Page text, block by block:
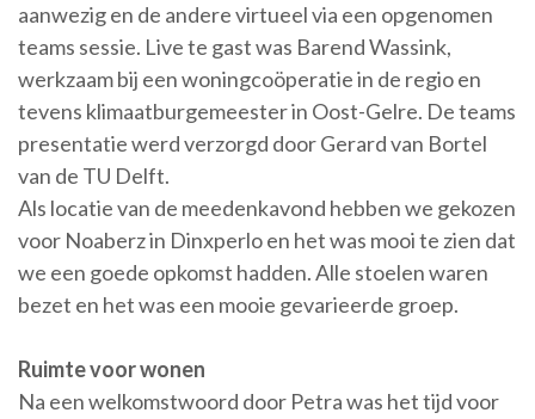
aanwezig en de andere virtueel via een opgenomen
teams sessie. Live te gast was Barend Wassink,
werkzaam bij een woningcoöperatie in de regio en
tevens klimaatburgemeester in Oost-Gelre. De teams
presentatie werd verzorgd door Gerard van Bortel
van de TU Delft.
Als locatie van de meedenkavond hebben we gekozen
voor Noaberz in Dinxperlo en het was mooi te zien dat
we een goede opkomst hadden. Alle stoelen waren
bezet en het was een mooie gevarieerde groep.
Ruimte voor wonen
Na een welkomstwoord door Petra was het tijd voor